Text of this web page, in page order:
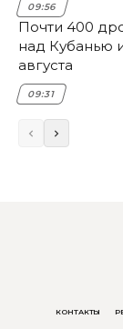
09:56
Почти 400
над Кубанью
августа
09:31
КОНТАКТЫ